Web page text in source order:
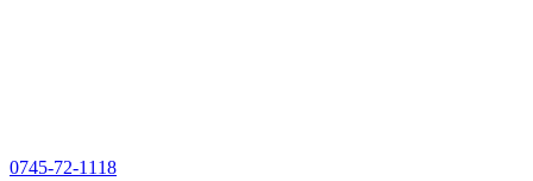
0745-72-1118